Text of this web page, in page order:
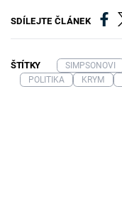
SDÍLEJTE ČLÁNEK
ŠTÍTKY SIMPSONOVI
POLITIKA
KRYM